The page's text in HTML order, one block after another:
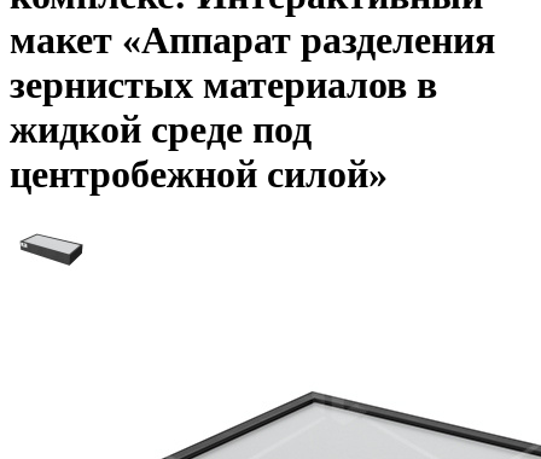
макет «Аппарат разделения
зернистых материалов в
жидкой среде под
центробежной силой»